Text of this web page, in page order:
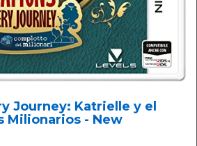
Journey: Katrielle y el
Milionarios - New